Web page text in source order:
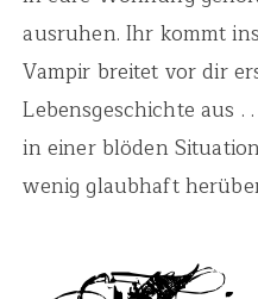
ausruhen. Ihr kommt
Vampir breitet vor dir
Lebensgeschichte aus .
in einer blöden
wenig glaubhaft